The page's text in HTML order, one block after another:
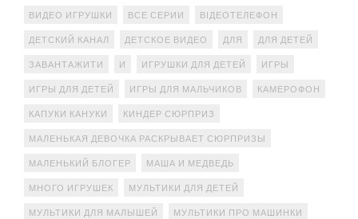
ВИДЕО ИГРУШКИ ВСЕ СЕРИИ ВІДЕОТЕЛЕФОН
ДЕТСКИЙ КАНАЛ ДЕТСКОЕ ВИДЕО ДЛЯ ДЛЯ ДЕТЕЙ
ЗАВАНТАЖИТИ И ИГРУШКИ ДЛЯ ДЕТЕЙ ИГРЫ
ИГРЫ ДЛЯ ДЕТЕЙ ИГРЫ ДЛЯ МАЛЬЧИКОВ КАМЕРОФОН
КАПУКИ КАНУКИ КИНДЕР СЮРПРИЗ
МАЛЕНЬКАЯ ДЕВОЧКА РАСКРЫВАЕТ СЮРПРИЗЫ
МАЛЕНЬКИЙ БЛОГЕР МАША И МЕДВЕДЬ
МНОГО ИГРУШЕК МУЛЬТИКИ ДЛЯ ДЕТЕЙ
МУЛЬТИКИ ДЛЯ МАЛЫШЕЙ МУЛЬТИКИ ПРО МАШИНКИ